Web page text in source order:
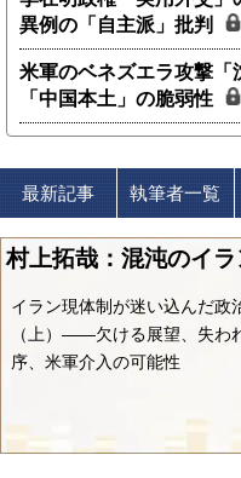
異例の「自主派」批判
米軍のベネズエラ攻撃「
「中国本土」の脆弱性
最新記事 執筆者一覧
村上拓哉：混沌のイ
イラン現体制が迷い込んだ政
（上）――欠ける展望、失わ
序、米軍介入の可能性